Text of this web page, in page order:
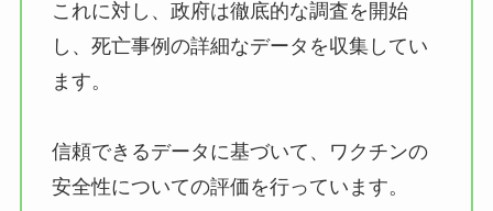
これに対し、政府は徹底的な調査を開始
し、死亡事例の詳細なデータを収集してい
ます。
信頼できるデータに基づいて、ワクチンの
安全性についての評価を行っています。